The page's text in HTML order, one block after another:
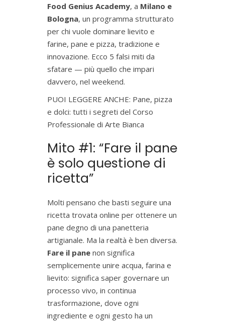
Food Genius Academy, a Milano e
Bologna, un programma strutturato
per chi vuole dominare lievito e
farine, pane e pizza, tradizione e
innovazione. Ecco 5 falsi miti da
sfatare — più quello che impari
davvero, nel weekend.
PUOI LEGGERE ANCHE: Pane, pizza
e dolci: tutti i segreti del Corso
Professionale di Arte Bianca
Mito #1: “Fare il pane
è solo questione di
ricetta”
Molti pensano che basti seguire una
ricetta trovata online per ottenere un
pane degno di una panetteria
artigianale. Ma la realtà è ben diversa.
Fare il pane non significa
semplicemente unire acqua, farina e
lievito: significa saper governare un
processo vivo, in continua
trasformazione, dove ogni
ingrediente e ogni gesto ha un